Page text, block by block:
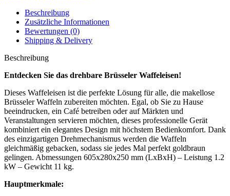
Beschreibung
Zusätzliche Informationen
Bewertungen (0)
Shipping & Delivery
Beschreibung
Entdecken Sie das drehbare Brüsseler Waffeleisen!
Dieses Waffeleisen ist die perfekte Lösung für alle, die makellose
Brüsseler Waffeln zubereiten möchten. Egal, ob Sie zu Hause
beeindrucken, ein Café betreiben oder auf Märkten und
Veranstaltungen servieren möchten, dieses professionelle Gerät
kombiniert ein elegantes Design mit höchstem Bedienkomfort. Dank
des einzigartigen Drehmechanismus werden die Waffeln
gleichmäßig gebacken, sodass sie jedes Mal perfekt goldbraun
gelingen. Abmessungen 605x280x250 mm (LxBxH) – Leistung 1.2
kW – Gewicht 11 kg.
Hauptmerkmale: